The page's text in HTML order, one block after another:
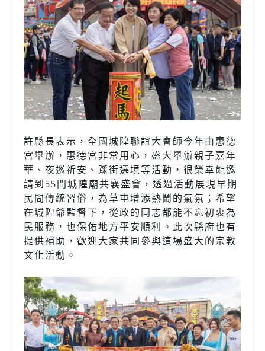
許縣長表示，全國城隍聯誼大會師今年由惠德
宮舉辦，惠德宮非常用心，盛大舉辦親子嘉年
華、夜巡祈安、踩街遶境等活動，很榮幸能邀
請到55間城隍廟共襄盛會，透過活動展現早期
民間傳統習俗，為草屯增添熱鬧的氣氛；希望
在城隍爺監督下，從政的同志都能不忘初衷為
民服務，也保佑地方平安順利。此次縣府也有
提供補助，歡迎大家共同參與這場盛大的宗教
文化活動。